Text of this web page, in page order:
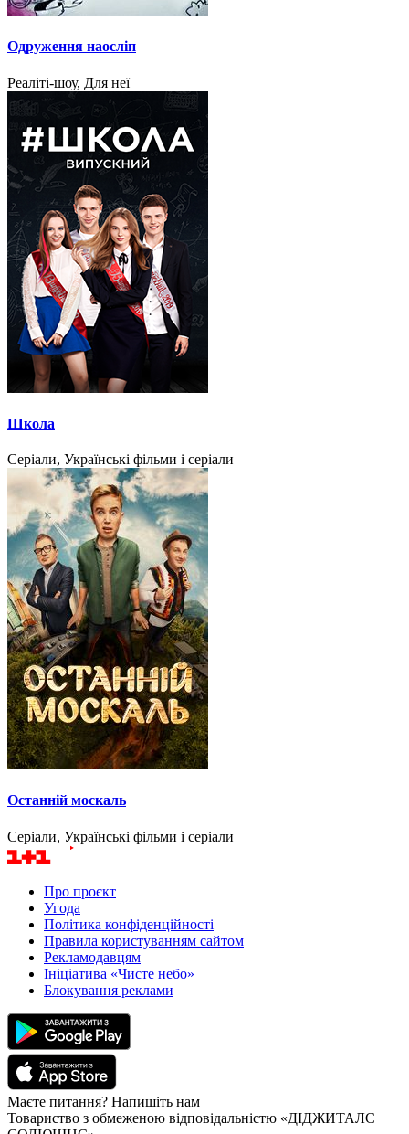
Одруження наосліп
Реаліті-шоу, Для неї
Школа
Серіали, Українські фільми і серіали
Останній москаль
Серіали, Українські фільми і серіали
Про проєкт
Угода
Політика конфіденційності
Правила користуванням сайтом
Рекламодавцям
Ініціатива «Чисте небо»
Блокування реклами
Маєте питання? Напишіть нам
Товариство з обмеженою відповідальністю «ДІДЖИТАЛС